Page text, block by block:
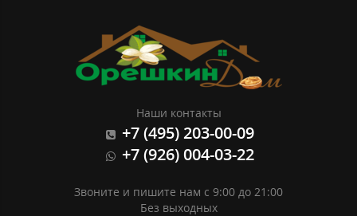
Наши контакты
+7 (495) 203-00-09
+7 (926) 004-03-22
Звоните и пишите нам с 9:00 до 21:00
Без выходных